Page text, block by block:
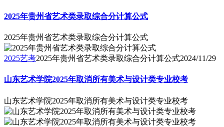
2025年贵州省艺术类录取综合分计算公式
2025年贵州省艺术类录取综合分计算公式
2025艺考2025年贵州省艺术类录取综合分计算公式2024/11/29
山东艺术学院2025年取消所有美术与设计类专业校考
山东艺术学院2025年取消所有美术与设计类专业校考